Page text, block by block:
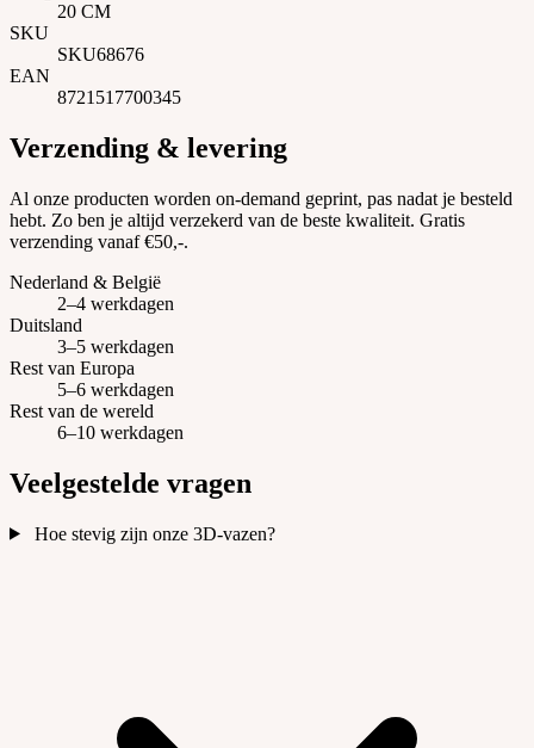
20 CM
SKU
SKU68676
EAN
8721517700345
Verzending & levering
Al onze producten worden on-demand geprint, pas nadat je besteld
hebt. Zo ben je altijd verzekerd van de beste kwaliteit. Gratis
verzending vanaf €50,-.
Nederland & België
2–4 werkdagen
Duitsland
3–5 werkdagen
Rest van Europa
5–6 werkdagen
Rest van de wereld
6–10 werkdagen
Veelgestelde vragen
Hoe stevig zijn onze 3D-vazen?